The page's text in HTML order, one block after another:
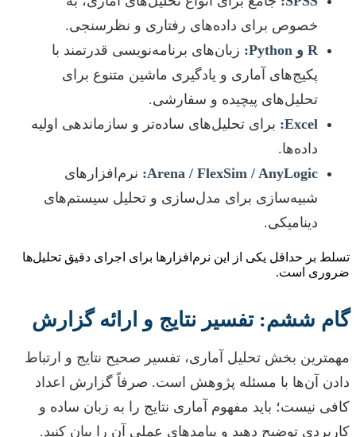
خصوص برای داده‌های رفتاری و نظرسنجی.
R و Python:
زبان‌های برنامه‌نویسی قدرتمند با
پکیج‌های آماری و یادگیری ماشین متنوع برای
تحلیل‌های پیچیده و سفارشی.
Excel: برای تحلیل‌های ساده‌تر و سازماندهی اولیه
داده‌ها.
Arena / FlexSim / AnyLogic:
نرم‌افزارهای
شبیه‌سازی برای مدل‌سازی و تحلیل سیستم‌های
دینامیکی.
تسلط بر حداقل یکی از این نرم‌افزارها برای اجرای دقیق تحلیل‌ها
ضروری است.
گام ششم: تفسیر نتایج و ارائه گزارش
مهمترین بخش تحلیل آماری، تفسیر صحیح نتایج و ارتباط
دادن آن‌ها با مسئله پژوهش است. صرفاً گزارش اعداد
کافی نیست؛ باید مفهوم آماری نتایج را به زبان ساده و
کاربردی توضیح دهید و پیامدهای عملی آن را بیان کنید.